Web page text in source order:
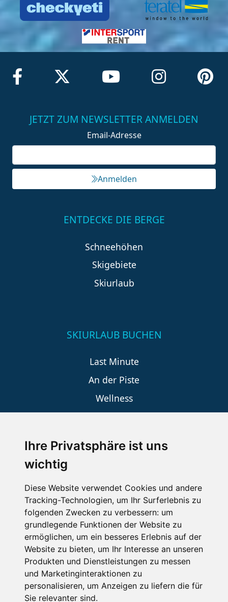
Ihre Privatsphäre ist uns
wichtig
Diese Website verwendet Cookies und andere
Tracking-Technologien, um Ihr Surferlebnis zu
folgenden Zwecken zu verbessern: um
grundlegende Funktionen der Website zu
ermöglichen, um ein besseres Erlebnis auf der
Website zu bieten, um Ihr Interesse an unseren
Produkten und Dienstleistungen zu messen
und Marketinginteraktionen zu
personalisieren, um Anzeigen zu liefern die für
Sie relevanter sind.
JETZT ZUM NEWSLETTER ANMELDEN
Email-Adresse
Anmelden
ENTDECKE DIE BERGE
Schneehöhen
Skigebiete
Skiurlaub
SKIURLAUB BUCHEN
Last Minute
An der Piste
Wellness
SCHNEEHÖHEN SKI APP
Die Schneehoehen Ski APP für iOS und Android - Ein
Impressum
Datenschutz